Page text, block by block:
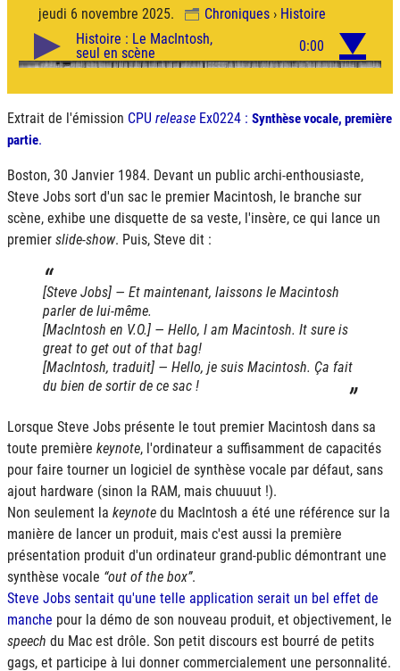
jeudi 6 novembre 2025. Chroniques› Histoire
Extrait de l'émission CPU release Ex0224 : Synthèse vocale, première
partie.
Boston, 30 Janvier 1984. Devant un public archi-enthousiaste,
Steve Jobs sort d'un sac le premier Macintosh, le branche sur
scène, exhibe une disquette de sa veste, l'insère, ce qui lance un
premier slide-show. Puis, Steve dit :
[Steve Jobs] — Et maintenant, laissons le Macintosh
parler de lui-même.
[MacIntosh en V.O.] — Hello, I am Macintosh. It sure is
great to get out of that bag!
[MacIntosh, traduit] — Hello, je suis Macintosh. Ça fait
du bien de sortir de ce sac !
Lorsque Steve Jobs présente le tout premier Macintosh dans sa
toute première keynote, l'ordinateur a suffisamment de capacités
pour faire tourner un logiciel de synthèse vocale par défaut, sans
ajout hardware (sinon la RAM, mais chuuuut !).
Non seulement la keynote du MacIntosh a été une référence sur la
manière de lancer un produit, mais c'est aussi la première
présentation produit d'un ordinateur grand-public démontrant une
synthèse vocale out of the box .
Steve Jobs sentait qu'une telle application serait un bel effet de
manche pour la démo de son nouveau produit, et objectivement, le
speech du Mac est drôle. Son petit discours est bourré de petits
gags, et participe à lui donner commercialement une personnalité.